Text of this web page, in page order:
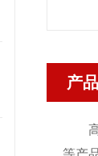
产
高